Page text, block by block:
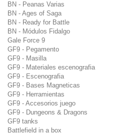
BN - Peanas Varias
BN - Ages of Saga
BN - Ready for Battle
BN - Módulos Fidalgo
Gale Force 9
GF9 - Pegamento
GF9 - Masilla
GF9 - Materiales escenografia
GF9 - Escenografia
GF9 - Bases Magneticas
GF9 - Herramientas
GF9 - Accesorios juego
GF9 - Dungeons & Dragons
GF9 tanks
Battlefield in a box